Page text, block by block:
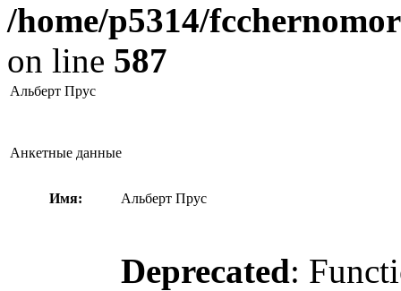
/home/p5314/
on line 587
Альберт Прус
Анкетные данные
Имя: Альберт Прус
Deprecated: